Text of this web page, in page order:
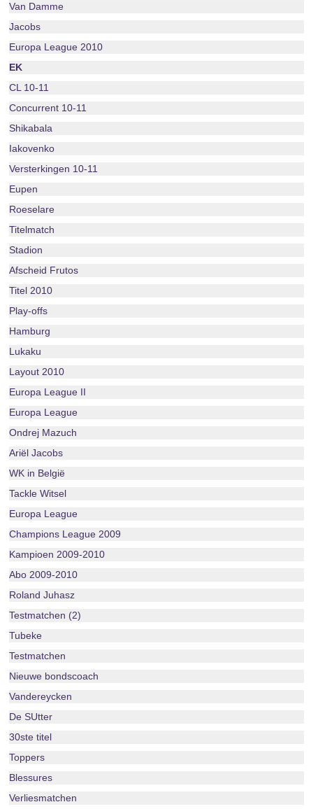
Van Damme
Jacobs
Europa League 2010
EK
CL 10-11
Concurrent 10-11
Shikabala
Iakovenko
Versterkingen 10-11
Eupen
Roeselare
Titelmatch
Stadion
Afscheid Frutos
Titel 2010
Play-offs
Hamburg
Lukaku
Layout 2010
Europa League II
Europa League
Ondrej Mazuch
Ariël Jacobs
WK in België
Tackle Witsel
Europa League
Champions League 2009
Kampioen 2009-2010
Abo 2009-2010
Roland Juhasz
Testmatchen (2)
Tubeke
Testmatchen
Nieuwe bondscoach
Vandereycken
De SUtter
30ste titel
Toppers
Blessures
Verliesmatchen